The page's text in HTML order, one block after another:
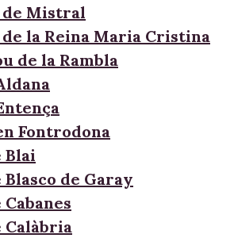
Mistral
la Reina Maria Cristina
de la Rambla
Fontrodona
Blai
de Garay